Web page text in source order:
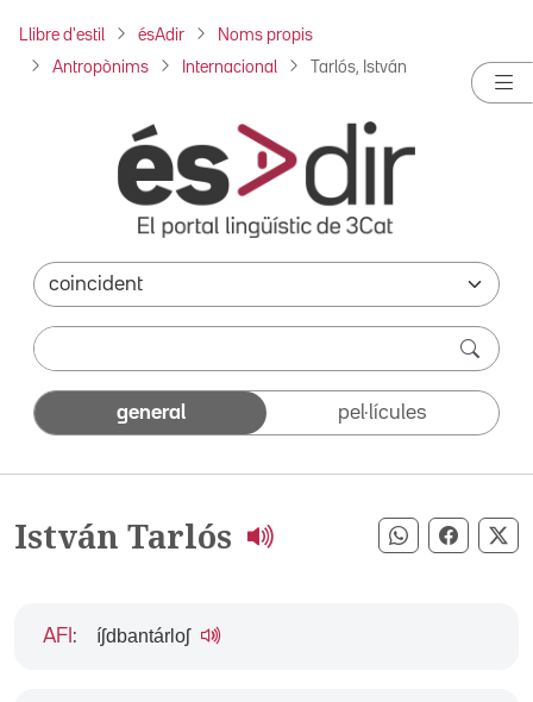
Llibre d'estil ésAdir Noms propis
Antropònims Internacional Tarlós, István
general pel·lícules
István Tarlós Compartir
AFI : íʃdbantárloʃ